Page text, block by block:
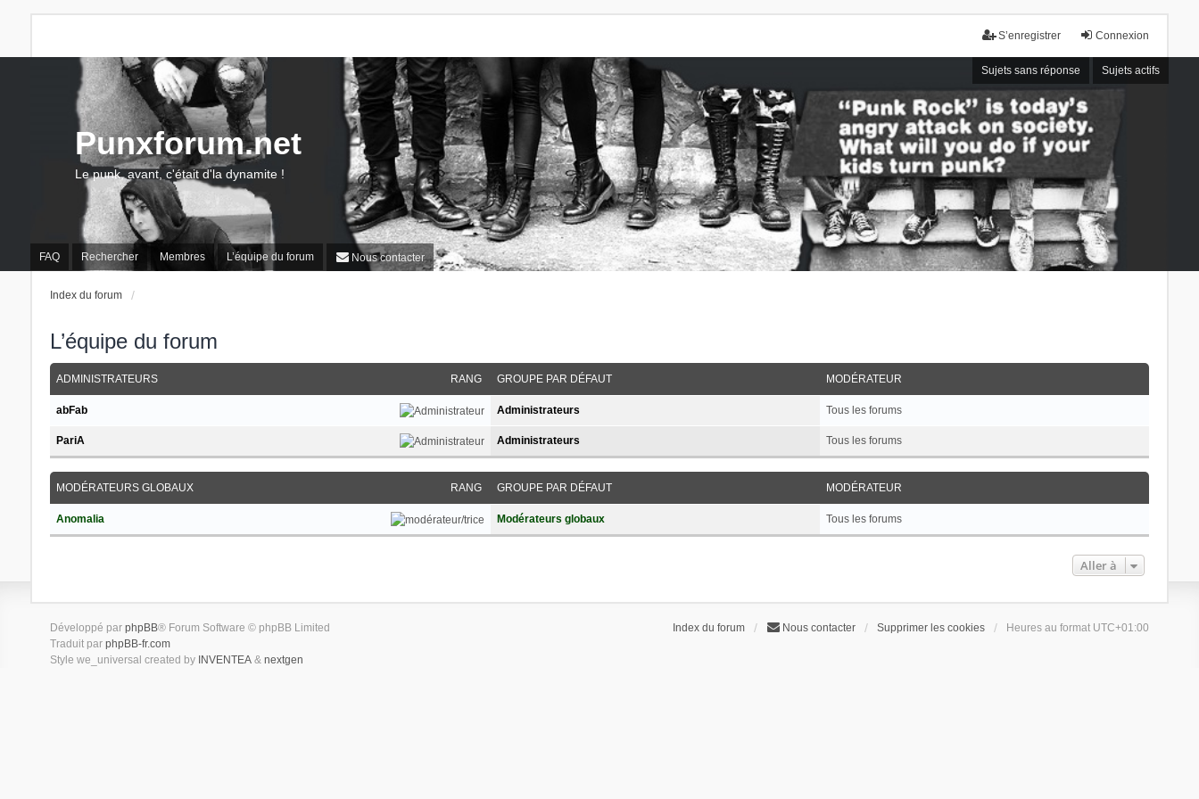
Connexion
S’enregistrer
Sujets sans réponse Sujets actifs
FAQ Rechercher Membres L’équipe du forum Nous contacter
Punxforum.net
Le punk, avant, c'était d'la dynamite !
Index du forum
L’équipe du forum
RANG
ADMINISTRATEURS GROUPE PAR DÉFAUT MODÉRATEUR
abFab Administrateurs Tous les forums
PariA Administrateurs Tous les forums
RANG
MODÉRATEURS GLOBAUX GROUPE PAR DÉFAUT MODÉRATEUR
Anomalia Modérateurs globaux Tous les forums
Aller à
Index du forum Nous contacter Supprimer les cookies Heures au format UTC+01:00
Développé par phpBB® Forum Software © phpBB Limited
Traduit par phpBB-fr.com
Style we_universal created by INVENTEA& nextgen